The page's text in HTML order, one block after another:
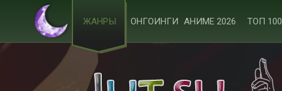
ЖАНРЫ ОНГОИНГИ АНИМЕ 2026 ТОП 100